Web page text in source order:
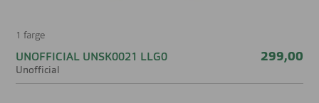
1 farge
UNOFFICIAL UNSK0021 LLG0
Unofficial
299,00